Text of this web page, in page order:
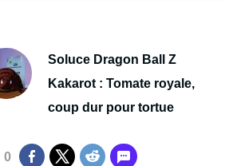
Soluce Dragon Ball Z
Kakarot : Tomate royale,
coup dur pour tortue
0